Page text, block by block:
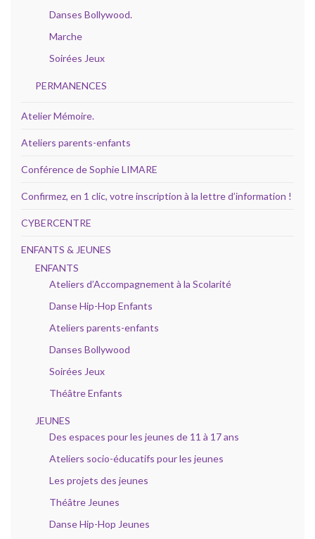
Danses Bollywood.
Marche
Soirées Jeux
PERMANENCES
Atelier Mémoire.
Ateliers parents-enfants
Conférence de Sophie LIMARE
Confirmez, en 1 clic, votre inscription à la lettre d’information !
CYBERCENTRE
ENFANTS & JEUNES
ENFANTS
Ateliers d’Accompagnement à la Scolarité
Danse Hip-Hop Enfants
Ateliers parents-enfants
Danses Bollywood
Soirées Jeux
Théâtre Enfants
JEUNES
Des espaces pour les jeunes de 11 à 17 ans
Ateliers socio-éducatifs pour les jeunes
Les projets des jeunes
Théâtre Jeunes
Danse Hip-Hop Jeunes